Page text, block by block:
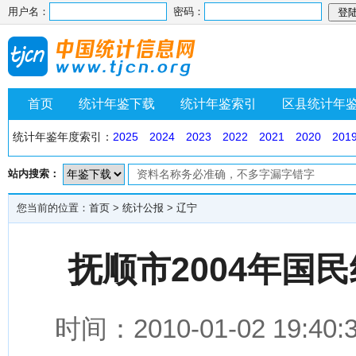
用户名： 密码：
首页 统计年鉴下载 统计年鉴索引 区县统计年
统计年鉴年度索引： 2025 2024 2023 2022 2021 2020
站内搜索：
您当前的位置： 首页 > 统计公报 > 辽宁
抚顺市2004年国
时间：2010-01-02